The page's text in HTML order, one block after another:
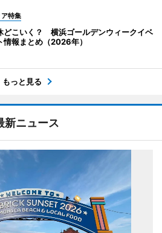
特集
どこいく？ 横浜ゴールデンウィークイベ
情報まとめ（2026年）
もっと見る
新ニュース